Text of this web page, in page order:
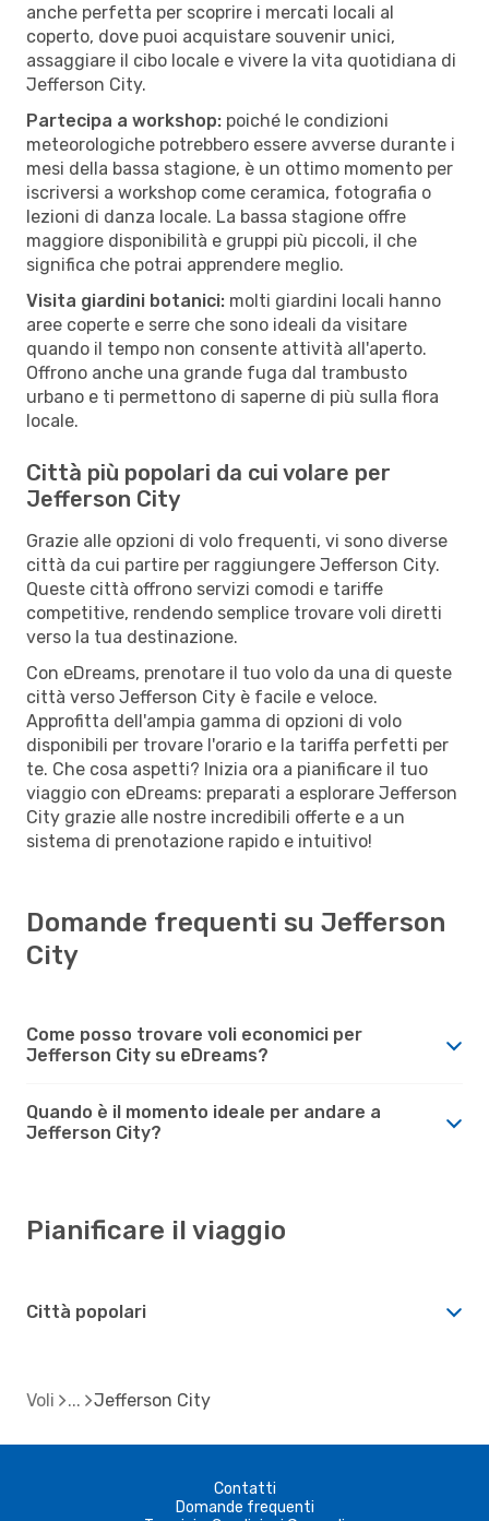
anche perfetta per scoprire i mercati locali al
coperto, dove puoi acquistare souvenir unici,
assaggiare il cibo locale e vivere la vita quotidiana di
Jefferson City.
Partecipa a workshop: poiché le condizioni
meteorologiche potrebbero essere avverse durante i
mesi della bassa stagione, è un ottimo momento per
iscriversi a workshop come ceramica, fotografia o
lezioni di danza locale. La bassa stagione offre
maggiore disponibilità e gruppi più piccoli, il che
significa che potrai apprendere meglio.
Visita giardini botanici: molti giardini locali hanno
aree coperte e serre che sono ideali da visitare
quando il tempo non consente attività all'aperto.
Offrono anche una grande fuga dal trambusto
urbano e ti permettono di saperne di più sulla flora
locale.
Città più popolari da cui volare per
Jefferson City
Grazie alle opzioni di volo frequenti, vi sono diverse
città da cui partire per raggiungere Jefferson City.
Queste città offrono servizi comodi e tariffe
competitive, rendendo semplice trovare voli diretti
verso la tua destinazione.
Con eDreams, prenotare il tuo volo da una di queste
città verso Jefferson City è facile e veloce.
Approfitta dell'ampia gamma di opzioni di volo
disponibili per trovare l'orario e la tariffa perfetti per
te. Che cosa aspetti? Inizia ora a pianificare il tuo
viaggio con eDreams: preparati a esplorare Jefferson
City grazie alle nostre incredibili offerte e a un
sistema di prenotazione rapido e intuitivo!
Domande frequenti su Jefferson
City
Come posso trovare voli economici per
Jefferson City su eDreams?
Quando è il momento ideale per andare a
Jefferson City?
Pianificare il viaggio
Città popolari
Voli Jefferson City
Contatti
Domande frequenti